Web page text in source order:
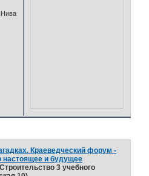
Нива
Краеведческий форум -
настоящее и будущее
Строительство 3 учебного